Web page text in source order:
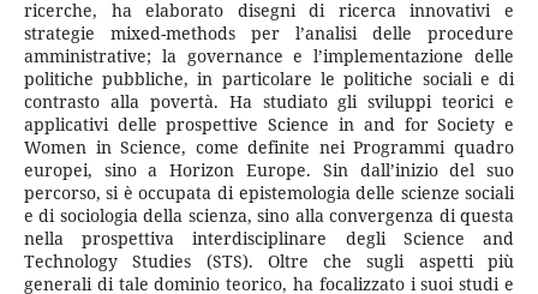
ricerche, ha elaborato disegni di ricerca innovativi e
strategie mixed-methods per l’analisi delle procedure
amministrative; la governance e l’implementazione delle
politiche pubbliche, in particolare le politiche sociali e di
contrasto alla povertà. Ha studiato gli sviluppi teorici e
applicativi delle prospettive Science in and for Society e
Women in Science, come definite nei Programmi quadro
europei, sino a Horizon Europe. Sin dall’inizio del suo
percorso, si è occupata di epistemologia delle scienze sociali
e di sociologia della scienza, sino alla convergenza di questa
nella prospettiva interdisciplinare degli Science and
Technology Studies (STS). Oltre che sugli aspetti più
generali di tale dominio teorico, ha focalizzato i suoi studi e